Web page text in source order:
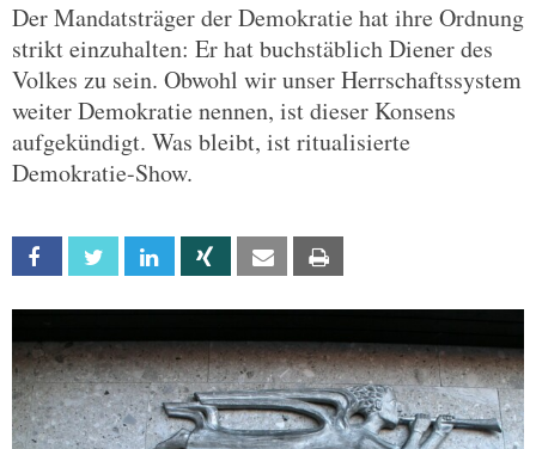
Der Mandatsträger der Demokratie hat ihre Ordnung
strikt einzuhalten: Er hat buchstäblich Diener des
Volkes zu sein. Obwohl wir unser Herrschaftssystem
weiter Demokratie nennen, ist dieser Konsens
aufgekündigt. Was bleibt, ist ritualisierte
Demokratie-Show.
Facebook Twitter Linkedin Xing Email